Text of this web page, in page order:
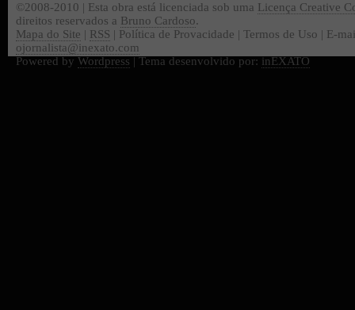
©2008-2010 | Esta obra está licenciada sob uma Licença Creative
direitos reservados a Bruno Cardoso.
Mapa do Site | RSS | Política de Provacidade | Termos de Uso | E-
ojornalista@inexato.com
Powered by Wordpress | Tema desenvolvido por: inEXATO